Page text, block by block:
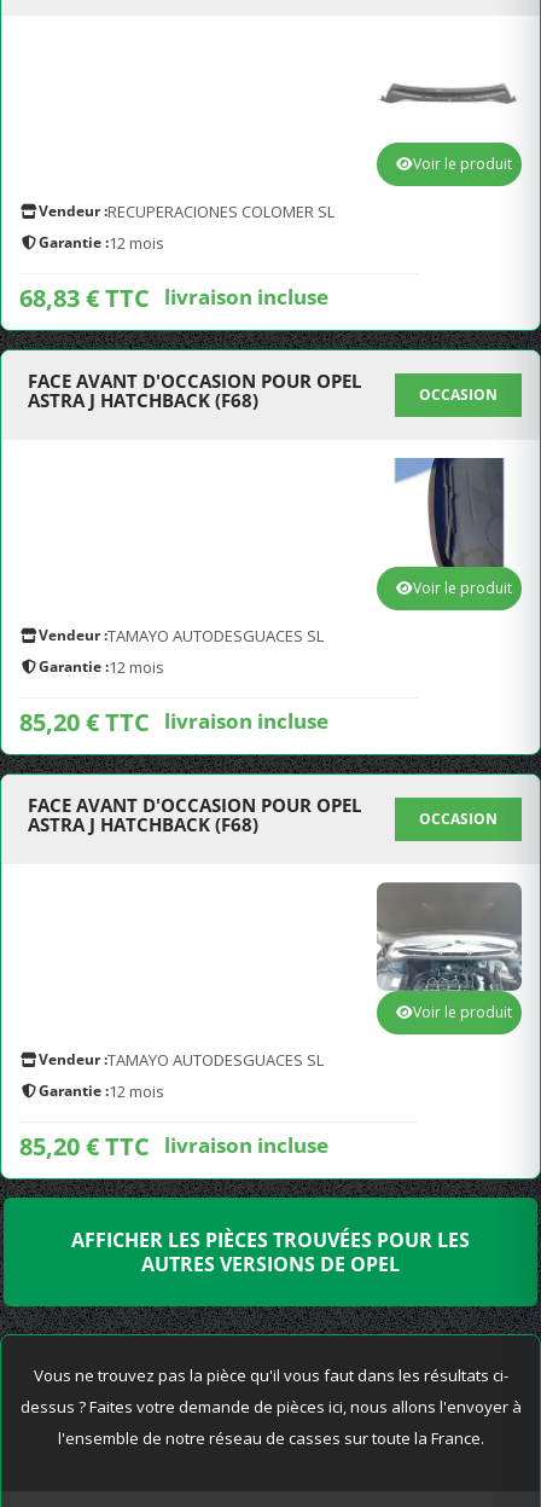
Vendeur :RECUPERACIONES COLOMER SL
Garantie :12 mois
68,83 € TTC livraison incluse
Voir le produit
FACE AVANT D'OCCASION POUR OPEL
ASTRA J HATCHBACK (F68)
OCCASION
Vendeur :TAMAYO AUTODESGUACES SL
Garantie :12 mois
85,20 € TTC livraison incluse
Voir le produit
FACE AVANT D'OCCASION POUR OPEL
ASTRA J HATCHBACK (F68)
OCCASION
Vendeur :TAMAYO AUTODESGUACES SL
Garantie :12 mois
85,20 € TTC livraison incluse
Voir le produit
AFFICHER LES PIÈCES TROUVÉES POUR LES
AUTRES VERSIONS DE OPEL
Vous ne trouvez pas la pièce qu'il vous faut dans les résultats ci-
dessus ? Faites votre demande de pièces ici, nous allons l'envoyer à
l'ensemble de notre réseau de casses sur toute la France.